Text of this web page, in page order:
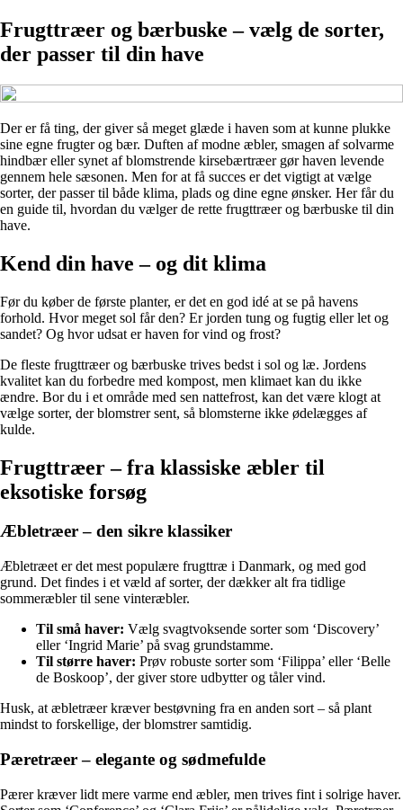
Frugttræer og bærbuske – vælg de sorter,
der passer til din have
Der er få ting, der giver så meget glæde i haven som at kunne plukke
sine egne frugter og bær. Duften af modne æbler, smagen af solvarme
hindbær eller synet af blomstrende kirsebærtræer gør haven levende
gennem hele sæsonen. Men for at få succes er det vigtigt at vælge
sorter, der passer til både klima, plads og dine egne ønsker. Her får du
en guide til, hvordan du vælger de rette frugttræer og bærbuske til din
have.
Kend din have – og dit klima
Før du køber de første planter, er det en god idé at se på havens
forhold. Hvor meget sol får den? Er jorden tung og fugtig eller let og
sandet? Og hvor udsat er haven for vind og frost?
De fleste frugttræer og bærbuske trives bedst i sol og læ. Jordens
kvalitet kan du forbedre med kompost, men klimaet kan du ikke
ændre. Bor du i et område med sen nattefrost, kan det være klogt at
vælge sorter, der blomstrer sent, så blomsterne ikke ødelægges af
kulde.
Frugttræer – fra klassiske æbler til
eksotiske forsøg
Æbletræer – den sikre klassiker
Æbletræet er det mest populære frugttræ i Danmark, og med god
grund. Det findes i et væld af sorter, der dækker alt fra tidlige
sommeræbler til sene vinteræbler.
Til små haver: Vælg svagtvoksende sorter som ‘Discovery’
eller ‘Ingrid Marie’ på svag grundstamme.
Til større haver: Prøv robuste sorter som ‘Filippa’ eller ‘Belle
de Boskoop’, der giver store udbytter og tåler vind.
Husk, at æbletræer kræver bestøvning fra en anden sort – så plant
mindst to forskellige, der blomstrer samtidig.
Pæretræer – elegante og sødmefulde
Pærer kræver lidt mere varme end æbler, men trives fint i solrige haver.